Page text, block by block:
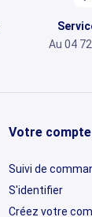
Au 04
Votre compte
Suivi de
S'identifier
Créez votre